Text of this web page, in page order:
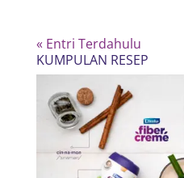
« Entri Terdahulu
KUMPULAN RESEP